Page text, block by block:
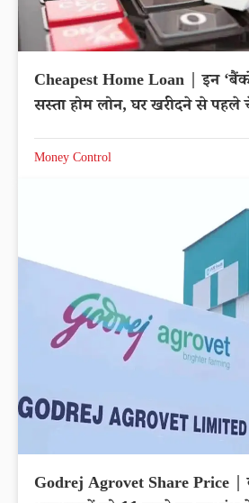
Cheapest Home Loan | इन
सस्ता होम लोन, घर खरीदने से
Money Control
Godrej Agrovet Share Price |